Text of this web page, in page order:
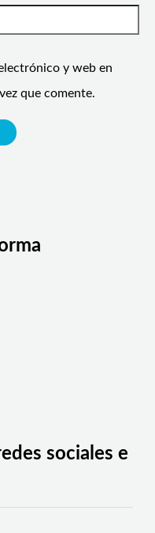
y web en
que comente.
sociales e